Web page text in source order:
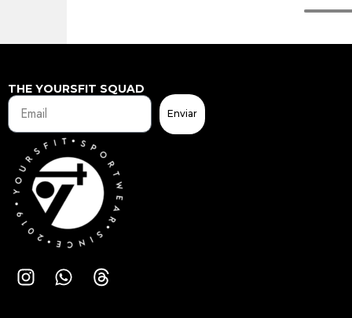
THE YOURSFIT SQUAD
Enviar